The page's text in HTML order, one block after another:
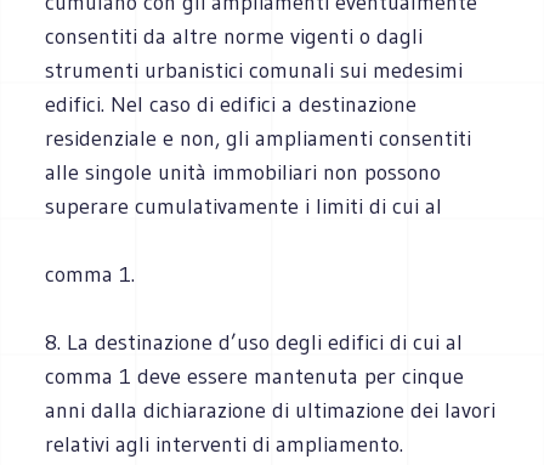
consentiti da altre norme vigenti o dagli
strumenti urbanistici comunali sui medesimi
edifici. Nel caso di edifici a destinazione
residenziale e non, gli ampliamenti consentiti
alle singole unità immobiliari non possono
superare cumulativamente i limiti di cui al
comma 1.
8. La destinazione d’uso degli edifici di cui al
comma 1 deve essere mantenuta per cinque
anni dalla dichiarazione di ultimazione dei lavori
relativi agli interventi di ampliamento.